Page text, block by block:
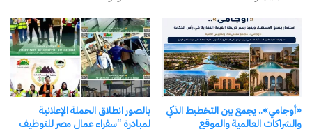
مرتبط
«أوجامي».. يجمع بين التخطيط الذكي
والشراكات العالمية والموقع
بالصور انطلاق الحملة الإعلانية
لمبادرة “سفراء عمال مصر للتوظيف